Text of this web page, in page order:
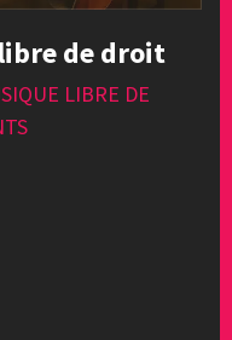
de droit
LIBRE DE